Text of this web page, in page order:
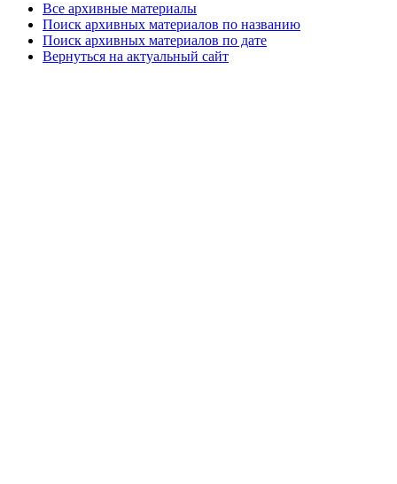
Все архивные материалы
Поиск архивных материалов по названию
Поиск архивных материалов по дате
Вернуться на актуальный сайт